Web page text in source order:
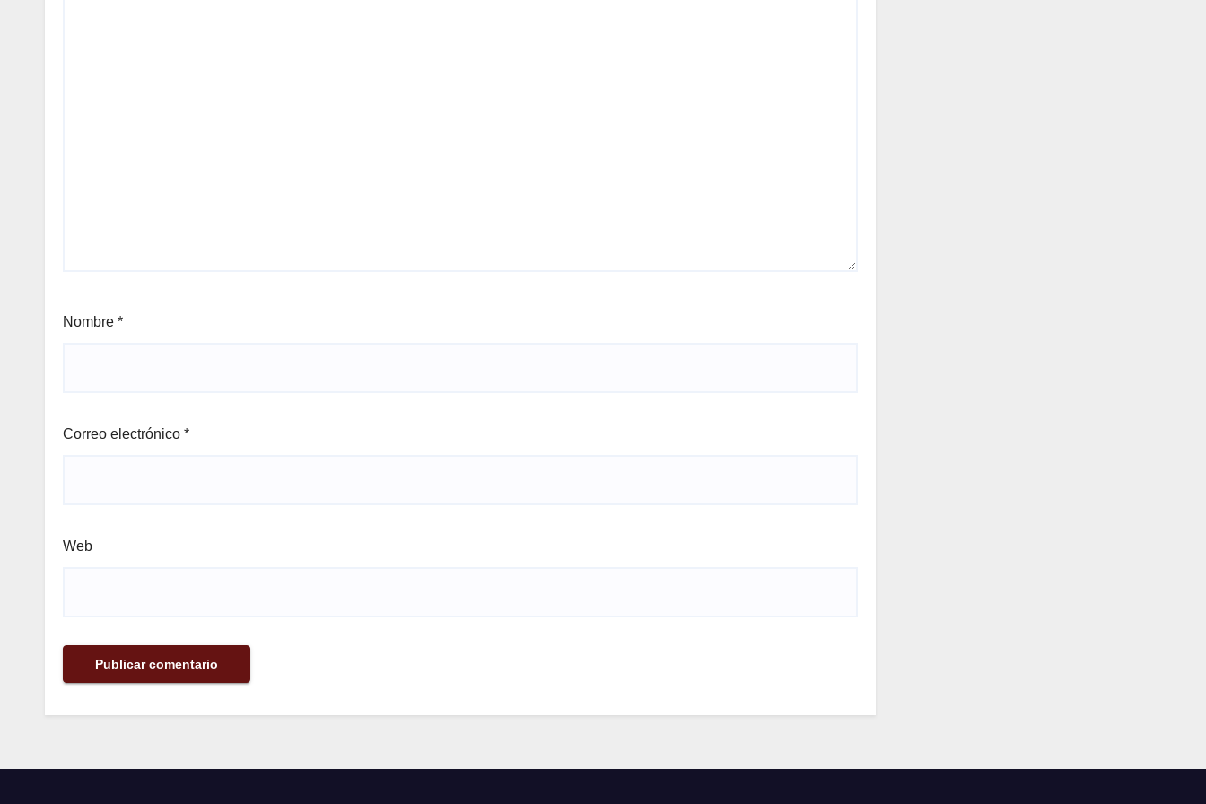
Nombre *
Correo electrónico *
Web